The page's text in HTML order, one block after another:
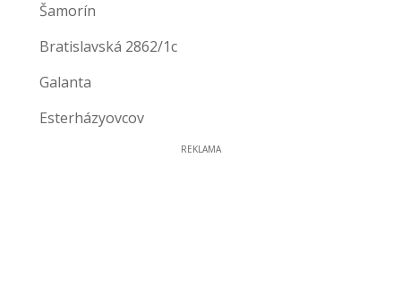
Šamorín
Bratislavská 2862/1c
Galanta
Esterházyovcov
REKLAMA